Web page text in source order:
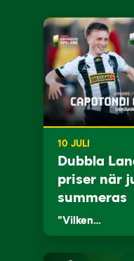
10 JULI
Dubbla
priser när
summeras
"Vilken…